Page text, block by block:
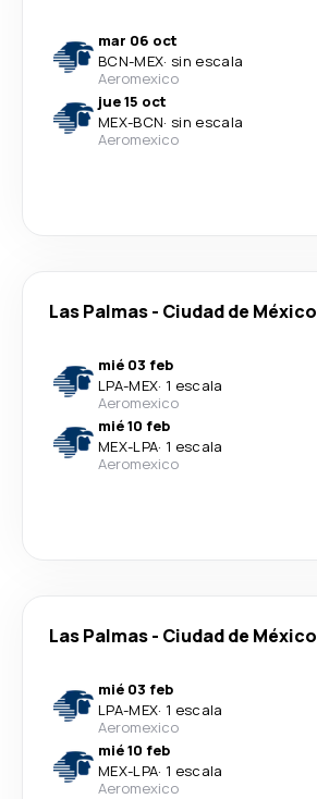
mar 06 oct
BCN-MEX· sin escala
Aeromexico
jue 15 oct
MEX-BCN· sin escala
Aeromexico
Las Palmas- Ciudad de México
mié 03 feb
LPA-MEX· 1 escala
Aeromexico
mié 10 feb
MEX-LPA· 1 escala
Aeromexico
Las Palmas- Ciudad de México
mié 03 feb
LPA-MEX· 1 escala
Aeromexico
mié 10 feb
MEX-LPA· 1 escala
Aeromexico